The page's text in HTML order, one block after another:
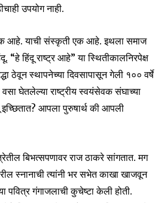
SUBSCRIBE
Privacy Policy
Followers Followers
उपयोग नाही.
आहे. याची संस्कृती एक आहे. इथला समाज
“हे हिंदू राष्ट्र आहे” या स्थितीकालनिरपेक्ष
ठेवून स्थापनेच्या दिवसापासून गेली १०० वर्षे
घेतलेल्या राष्ट्रीय स्वयंसेवक संघाच्या
आपला पुरुषार्थ की आपली
बिभत्सपणावर राज ठाकरे सांगतात. मग
स्नानाची त्यांनी भर सभेत काखा खाजवून
पवित्र गंगाजलाची कुचेष्टा केली होती.